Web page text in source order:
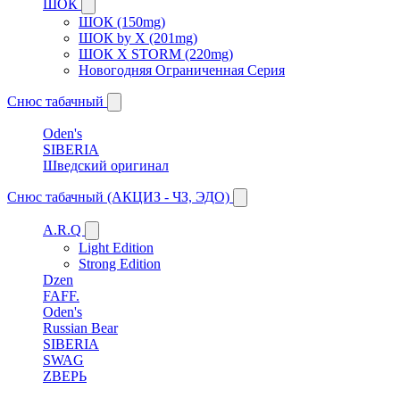
ШОК
ШОК (150mg)
ШОК by X (201mg)
ШОК X STORM (220mg)
Новогодняя Ограниченная Серия
Снюс табачный
Oden's
SIBERIA
Шведский оригинал
Снюс табачный (АКЦИЗ - ЧЗ, ЭДО)
A.R.Q
Light Edition
Strong Edition
Dzen
FAFF.
Oden's
Russian Bear
SIBERIA
SWAG
ZВЕРЬ